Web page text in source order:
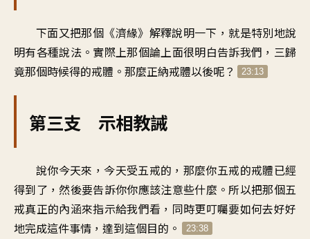
下面又把那個《濟緣》解釋說明一下，就是特別地說
明有各種說法。實際上那個論上面很明白告訴我們，三歸
竟那個時候得的戒體。那麼正納戒體以後呢？
23:13
第三支 示相教誡
說你今天來，今天受五戒的，那麼你五戒的戒體已經
得到了，然後要告訴你你應該注意些什麼。所以把那個五
戒真正的內涵來指示給我們看，同時更叮囑要如何去好好
地完成這件事情，達到這個目的。
23:38